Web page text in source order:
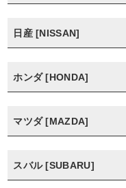
日産 [NISSAN]
ホンダ [HONDA]
マツダ [MAZDA]
スバル [SUBARU]